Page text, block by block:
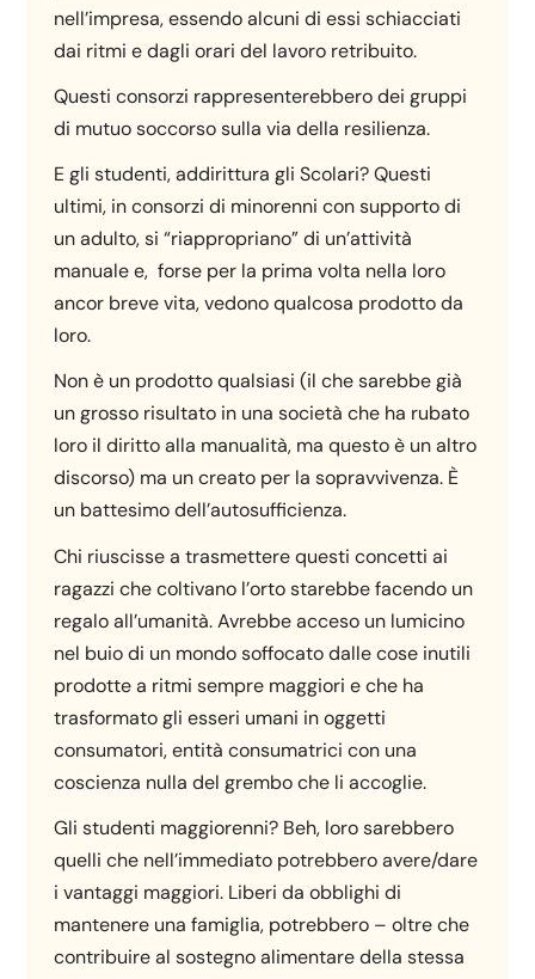
nell’impresa, essendo alcuni di essi schiacciati
dai ritmi e dagli orari del lavoro retribuito.
Questi consorzi rappresenterebbero dei gruppi
di mutuo soccorso sulla via della resilienza.
E gli studenti, addirittura gli Scolari? Questi
ultimi, in consorzi di minorenni con supporto di
un adulto, si “riappropriano” di un’attività
manuale e, forse per la prima volta nella loro
ancor breve vita, vedono qualcosa prodotto da
loro.
Non è un prodotto qualsiasi (il che sarebbe già
un grosso risultato in una società che ha rubato
loro il diritto alla manualità, ma questo è un altro
discorso) ma un creato per la sopravvivenza. È
un battesimo dell’autosufficienza.
Chi riuscisse a trasmettere questi concetti ai
ragazzi che coltivano l’orto starebbe facendo un
regalo all’umanità. Avrebbe acceso un lumicino
nel buio di un mondo soffocato dalle cose inutili
prodotte a ritmi sempre maggiori e che ha
trasformato gli esseri umani in oggetti
consumatori, entità consumatrici con una
coscienza nulla del grembo che li accoglie.
Gli studenti maggiorenni? Beh, loro sarebbero
quelli che nell’immediato potrebbero avere/dare
i vantaggi maggiori. Liberi da obblighi di
mantenere una famiglia, potrebbero – oltre che
contribuire al sostegno alimentare della stessa